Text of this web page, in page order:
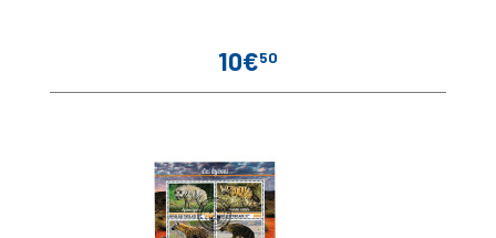
Prix
10€50